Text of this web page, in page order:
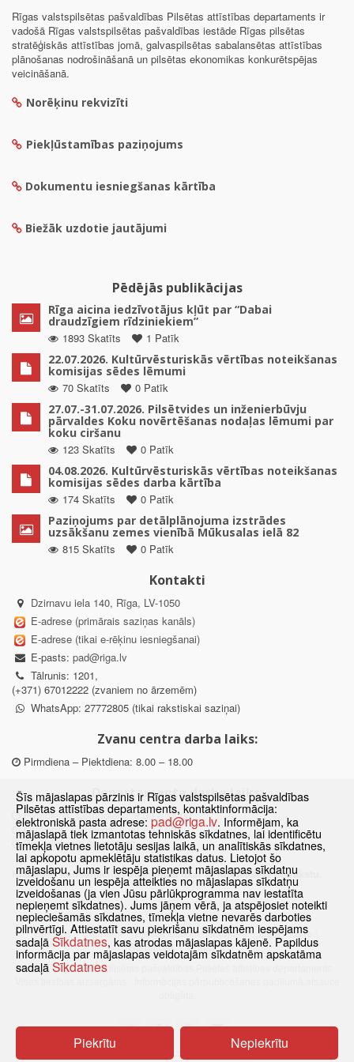
Rīgas valstspilsētas pašvaldības Pilsētas attīstības departaments ir
vadošā Rīgas valstspilsētas pašvaldības iestāde Rīgas pilsētas
stratēģiskās attīstības jomā, galvaspilsētas sabalansētas attīstības
plānošanas nodrošināšanā un pilsētas ekonomikas konkurētspējas
veicināšanā.
Norēķinu rekvizīti
Piekļūstamības paziņojums
Dokumentu iesniegšanas kārtība
Biežāk uzdotie jautājumi
Pēdējās publikācijas
Rīga aicina iedzīvotājus kļūt par “Dabai
draudzīgiem rīdziniekiem”
1893 Skatīts
1 Patīk
22.07.2026. Kultūrvēsturiskās vērtības noteikšanas
komisijas sēdes lēmumi
70 Skatīts
0 Patīk
27.07.-31.07.2026. Pilsētvides un inženierbūvju
pārvaldes Koku novērtēšanas nodaļas lēmumi par
koku ciršanu
123 Skatīts
0 Patīk
04.08.2026. Kultūrvēsturiskās vērtības noteikšanas
komisijas sēdes darba kārtība
174 Skatīts
0 Patīk
Paziņojums par detālplānojuma izstrādes
uzsākšanu zemes vienībā Mūkusalas ielā 82
815 Skatīts
0 Patīk
Kontakti
Dzirnavu iela 140, Rīga, LV-1050
E-adrese (primārais saziņas kanāls)
E-adrese (tikai e-rēķinu iesniegšanai)
E-pasts: pad@riga.lv
Tālrunis: 1201,
(+371) 67012222 (zvaniem no ārzemēm)
WhatsApp: 27772805 (tikai rakstiskai saziņai)
Zvanu centra darba laiks:
Pirmdiena – Piektdiena: 8.00 – 18.00
Departamenta darba laiks:
Pirmdiena, Ceturtdiena: 8.30 – 18.00
Otrdiena, Trešdiena: 8.30 – 17.00
Piektdiena: 8.30 – 15.00
Klātienes konsultācijas pieejamas tikai ar iepriekšēju pierakstu.
Sākums Jaunumi Biežāk uzdotie jautājumi
Lapas karte
Sīkdatnes
Kontakti
© 2021 Rīgas valstspilsētas pašvaldības Pilsētas attīstības departaments.
Pārslēgties uz www versiju
Šīs mājaslapas pārzinis ir Rīgas valstspilsētas pašvaldības
Pilsētas attīstības departaments, kontaktinformācija:
elektroniskā pasta adrese: pad@riga.lv. Informējam, ka
mājaslapā tiek izmantotas tehniskās sīkdatnes, lai identificētu
tīmekļa vietnes lietotāju sesijas laikā, un analītiskās sīkdatnes,
lai apkopotu apmeklētāju statistikas datus. Lietojot šo
mājaslapu, Jums ir iespēja pieņemt mājaslapas sīkdatņu
izveidošanu un iespēja atteikties no mājaslapas sīkdatņu
izveidošanas (ja vien Jūsu pārlūkprogramma nav iestatīta
nepieņemt sīkdatnes). Jums jāņem vērā, ja atspējosiet noteikti
nepieciešamās sīkdatnes, tīmekļa vietne nevarēs darboties
pilnvērtīgi. Attiestatīt savu piekrišanu sīkdatnēm iespējams
sadaļā Sīkdatnes, kas atrodas mājaslapas kājenē. Papildus
informācija par mājaslapas veidotajām sīkdatnēm apskatāma
sadaļā Sīkdatnes
Piekrītu Nepiekrītu